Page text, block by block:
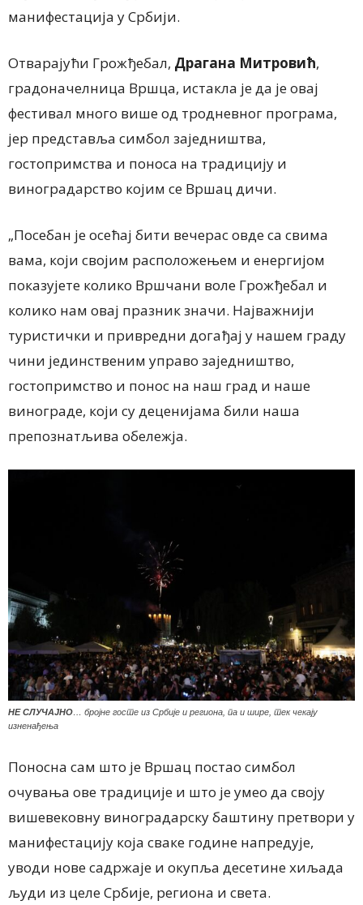
манифестација у Србији.
Отварајући Грожђебал, Драгана Митровић,
градоначелница Вршца, истакла је да је овај
фестивал много више од тродневног програма,
јер представља симбол заједништва,
гостопримства и поноса на традицију и
виноградарство којим се Вршацдичи.
„Посебан је осећај бити вечерас овде са свима
вама, који својим расположењем и енергијом
показујете колико Вршчани воле Грожђебал и
колико нам овај празник значи. Најважнији
туристички и привредни догађај у нашем граду
чини јединственим управо заједништво,
гостопримство и понос на наш град и наше
винограде, који су деценијама били наша
препознатљива обележја.
НЕ СЛУЧАЈНО… бројне госте из Србије и региона, па и шире, тек чекају
изненађења
Поносна сам што је Вршац постао симбол
очувања ове традиције и што је умео да своју
вишевековну виноградарску баштину претвори у
манифестацију која сваке године напредује,
уводи нове садржаје и окупља десетине хиљада
људи из целе Србије, региона и света.